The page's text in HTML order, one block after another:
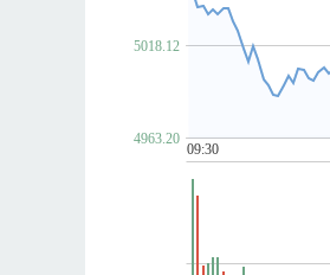
4963.20
5018.12
09:30